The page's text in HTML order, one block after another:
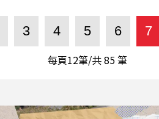
3 4 5 6 7
每頁12筆/共85筆